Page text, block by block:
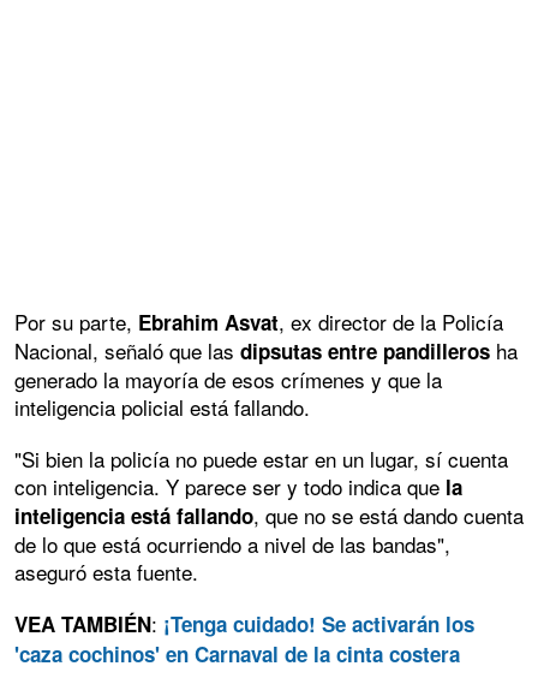
Por su parte, Ebrahim Asvat, ex director de la Policía
Nacional, señaló que las dipsutas entre pandilleros ha
generado la mayoría de esos crímenes y que la
inteligencia policial está fallando.
"Si bien la policía no puede estar en un lugar, sí cuenta
con inteligencia. Y parece ser y todo indica que la
inteligencia está fallando, que no se está dando cuenta
de lo que está ocurriendo a nivel de las bandas",
aseguró esta fuente.
VEA TAMBIÉN: ¡Tenga cuidado! Se activarán los
'caza cochinos' en Carnaval de la cinta costera